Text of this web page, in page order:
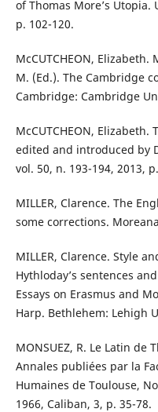
of Thomas More’s Utopia.
p. 102-120.
McCUTCHEON,
M. (Ed.). The Cambridge
Cambridge: Cambridge
McCUTCHEON,
edited and introduced by
vol. 50, n. 193-194, 2013,
MILLER, Clarence. The
some corrections.
MILLER, Clarence. Style
Hythloday’s sentences
Essays on Erasmus and
Harp. Bethlehem: Lehigh
MONSUEZ, R. Le Latin de
Annales publiées par la
Humaines de Toulouse,
1966, Caliban, 3, p. 35-78.